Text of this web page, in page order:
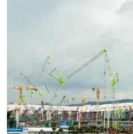
Hybrid Ertiga - mẫu
ứng
Lối sống xanh đang
hiện tại và tương
ứng.